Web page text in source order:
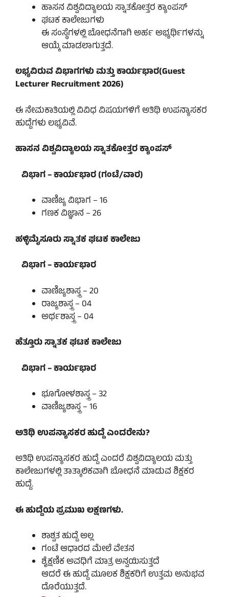
ಹಾಸನ ವಿಶ್ವವಿದ್ಯಾಲಯ ಸ್ನಾತಕೋತ್ತರ ಕ್ಯಾಂಪಸ್
ಘಟಕ ಕಾಲೇಜುಗಳು
ಈ ಸಂಸ್ಥೆಗಳಲ್ಲಿ ಬೋಧನೆಗಾಗಿ ಅರ್ಹ ಅಭ್ಯರ್ಥಿಗಳನ್ನು
ಆಯ್ಕೆ ಮಾಡಲಾಗುತ್ತದೆ.
ಲಭ್ಯವಿರುವ ವಿಭಾಗಗಳು ಮತ್ತು ಕಾರ್ಯಭಾರ(Guest
Lecturer Recruitment 2026)
ಈ ನೇಮಕಾತಿಯಲ್ಲಿ ವಿವಿಧ ವಿಷಯಗಳಿಗೆ ಅತಿಥಿ ಉಪನ್ಯಾಸಕರ
ಹುದ್ದೆಗಳು ಲಭ್ಯವಿವೆ.
ಹಾಸನ ವಿಶ್ವವಿದ್ಯಾಲಯ ಸ್ನಾತಕೋತ್ತರ ಕ್ಯಾಂಪಸ್
ವಿಭಾಗ – ಕಾರ್ಯಭಾರ (ಗಂಟೆ/ವಾರ)
ವಾಣಿಜ್ಯ ವಿಭಾಗ – 16
ಗಣಕ ವಿಜ್ಞಾನ – 26
ಹಳ್ಳಿಮೈಸೂರು ಸ್ನಾತಕ ಘಟಕ ಕಾಲೇಜು
ವಿಭಾಗ – ಕಾರ್ಯಭಾರ
ವಾಣಿಜ್ಯಶಾಸ್ತ್ರ – 20
ರಾಜ್ಯಶಾಸ್ತ್ರ – 04
ಅರ್ಥಶಾಸ್ತ್ರ – 04
ಹೆತ್ತೂರು ಸ್ನಾತಕ ಘಟಕ ಕಾಲೇಜು
ವಿಭಾಗ – ಕಾರ್ಯಭಾರ
ಭೂಗೋಳಶಾಸ್ತ್ರ – 32
ವಾಣಿಜ್ಯಶಾಸ್ತ್ರ – 16
ಅತಿಥಿ ಉಪನ್ಯಾಸಕರ ಹುದ್ದೆ ಎಂದರೇನು?
ಅತಿಥಿ ಉಪನ್ಯಾಸಕರ ಹುದ್ದೆ ಎಂದರೆ ವಿಶ್ವವಿದ್ಯಾಲಯ ಮತ್ತು
ಕಾಲೇಜುಗಳಲ್ಲಿ ತಾತ್ಕಾಲಿಕವಾಗಿ ಬೋಧನೆ ಮಾಡುವ ಶಿಕ್ಷಕರ
ಹುದ್ದೆ.
ಈ ಹುದ್ದೆಯ ಪ್ರಮುಖ ಲಕ್ಷಣಗಳು.
ಶಾಶ್ವತ ಹುದ್ದೆ ಅಲ್ಲ
ಗಂಟೆ ಆಧಾರದ ಮೇಲೆ ವೇತನ
ಶೈಕ್ಷಣಿಕ ಅವಧಿಗೆ ಮಾತ್ರ ಅನ್ವಯಿಸುತ್ತದೆ
ಆದರೆ ಈ ಹುದ್ದೆ ಮೂಲಕ ಶಿಕ್ಷಕರಿಗೆ ಉತ್ತಮ ಅನುಭವ
ದೊರೆಯುತ್ತದೆ.